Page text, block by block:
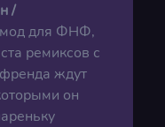
/
для ФНФ,
ремиксов с
ждут
он